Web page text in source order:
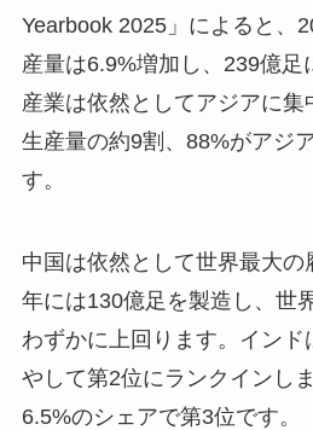
Yearbook 2025」によると、
産量は6.9%増加し、239億足
産業は依然としてアジアに
生産量の約9割、88%がアジ
す。
中国は依然として世界最大
年には130億足を製造し、世
わずかに上回ります。イン
やして第2位にランクインし
6.5%のシェアで第3位です。